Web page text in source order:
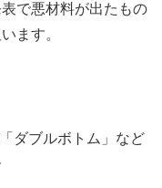
で悪材料が出たもの
ます。
ダブルボトム」など